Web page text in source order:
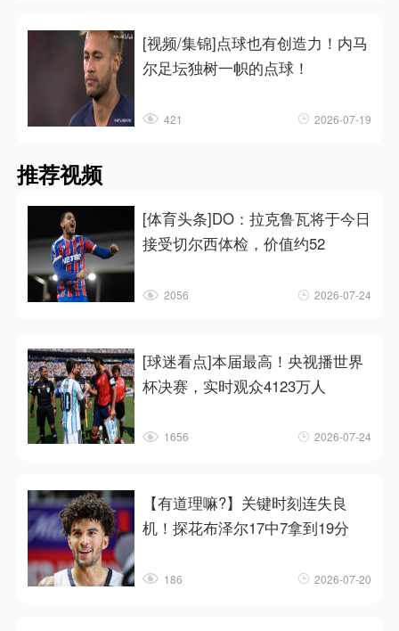
[视频/集锦]点球也有创造力！内马
尔足坛独树一帜的点球！
421 2026-07-19
推荐视频
[体育头条]DO：拉克鲁瓦将于今日
接受切尔西体检，价值约52
2056 2026-07-24
[球迷看点]本届最高！央视播世界
杯决赛，实时观众4123万人
1656 2026-07-24
【有道理嘛?】关键时刻连失良
机！探花布泽尔17中7拿到19分
186 2026-07-20